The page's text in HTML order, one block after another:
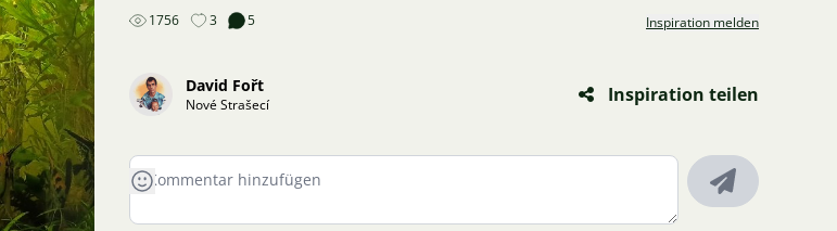
1756 3 5 Inspiration melden
David Fořt
Nové Strašecí Inspiration teilen